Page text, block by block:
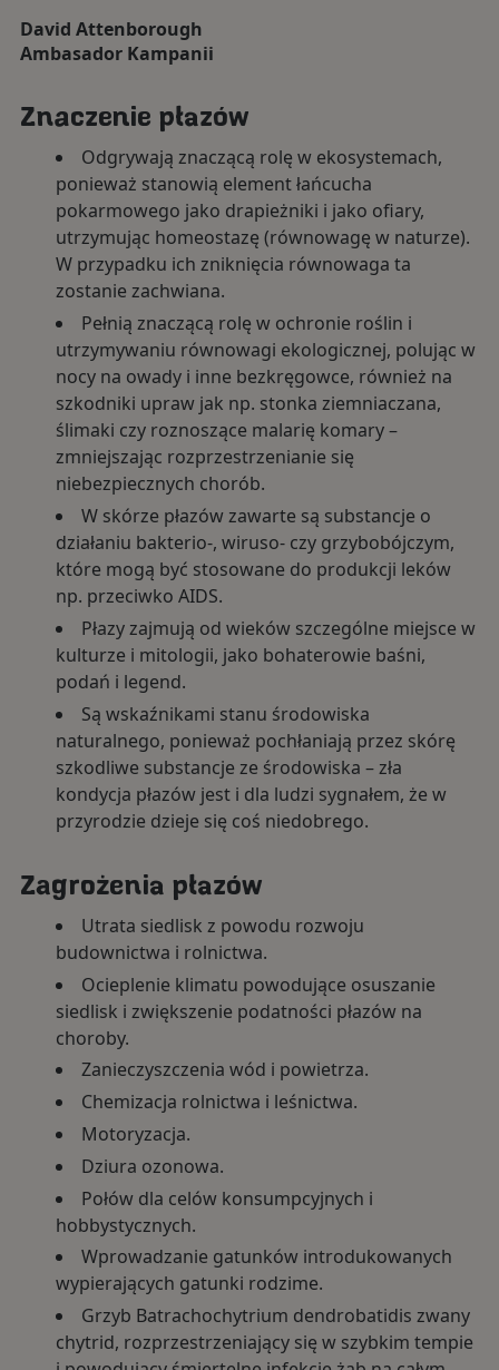
David Attenborough
Ambasador Kampanii
Znaczenie płazów
Odgrywają znaczącą rolę w ekosystemach,
ponieważ stanowią element łańcucha
pokarmowego jako drapieżniki i jako ofiary,
utrzymując homeostazę (równowagę w naturze).
W przypadku ich zniknięcia równowaga ta
zostanie zachwiana.
Pełnią znaczącą rolę w ochronie roślin i
utrzymywaniu równowagi ekologicznej, polując w
nocy na owady i inne bezkręgowce, również na
szkodniki upraw jak np. stonka ziemniaczana,
ślimaki czy roznoszące malarię komary –
zmniejszając rozprzestrzenianie się
niebezpiecznych chorób.
W skórze płazów zawarte są substancje o
działaniu bakterio-, wiruso- czy grzybobójczym,
które mogą być stosowane do produkcji leków
np. przeciwko AIDS.
Płazy zajmują od wieków szczególne miejsce w
kulturze i mitologii, jako bohaterowie baśni,
podań i legend.
Są wskaźnikami stanu środowiska
naturalnego, ponieważ pochłaniają przez skórę
szkodliwe substancje ze środowiska – zła
kondycja płazów jest i dla ludzi sygnałem, że w
przyrodzie dzieje się coś niedobrego.
Zagrożenia płazów
Utrata siedlisk z powodu rozwoju
budownictwa i rolnictwa.
Ocieplenie klimatu powodujące osuszanie
siedlisk i zwiększenie podatności płazów na
choroby.
Zanieczyszczenia wód i powietrza.
Chemizacja rolnictwa i leśnictwa.
Motoryzacja.
Dziura ozonowa.
Połów dla celów konsumpcyjnych i
hobbystycznych.
Wprowadzanie gatunków introdukowanych
wypierających gatunki rodzime.
Grzyb Batrachochytrium dendrobatidis zwany
chytrid, rozprzestrzeniający się w szybkim tempie